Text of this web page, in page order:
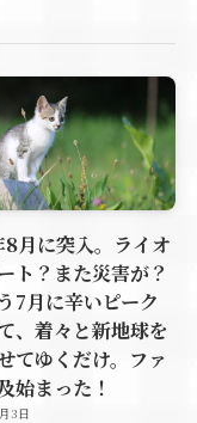
月に突入。ライオ
ト？また災害が？
7月に辛いピーク
、着々と新地球を
てゆくだけ。ファ
始まった！
3日